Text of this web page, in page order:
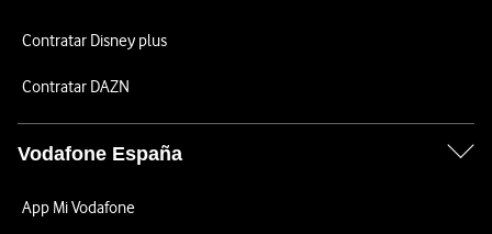
Contratar Disney plus
Contratar DAZN
Vodafone España
App Mi Vodafone